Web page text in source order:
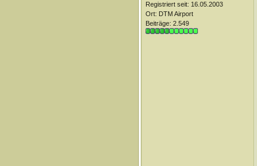
Registriert seit: 16.05.2003
Ort: DTM Airport
Beiträge: 2.549